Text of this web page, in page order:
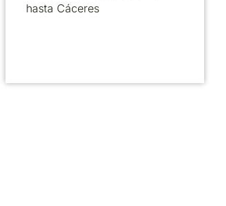
hasta Cáceres